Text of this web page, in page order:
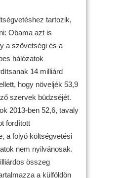
tartozik,
Obama azt is
a szövetségi és a
hálózatok
14 milliárd
hogy növeljék 53,9
szervek büdzséjét.
2013-ben 52,6, tavaly
fordított
a folyó költségvetési
nem nyilvánosak.
összeg
a külföldön